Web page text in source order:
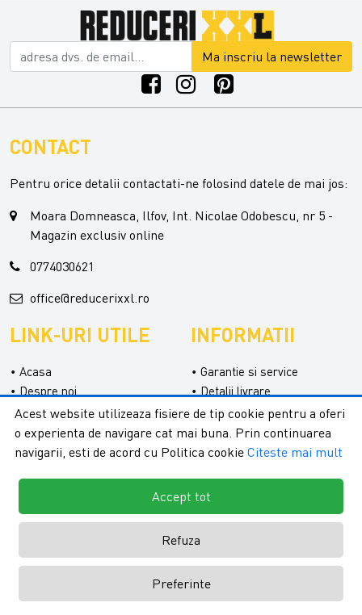
Ma inscriu la newsletter
CONTACT
Pentru orice detalii contactati-ne folosind datele de mai jos:
Moara Domneasca, Ilfov, Int. Nicolae Odobescu, nr 5 -
Magazin exclusiv online
0774030621
office@reducerixxl.ro
LINK-URI UTILE
Acasa
Despre noi
Categorii
Contact
Formular retur
INFORMATII
Garantie si service
Detalii livrare
Confidentialitate
Termeni si conditii
Copyright © 2026 - ReduceriXXL |
magazine online by ITeXclusiv.ro
Acest website utilizeaza fisiere de tip cookie pentru a oferi
o experienta de navigare cat mai buna. Prin continuarea
navigarii, esti de acord cu Politica cookie Citeste mai mult
Accept tot
Refuza
Preferinte